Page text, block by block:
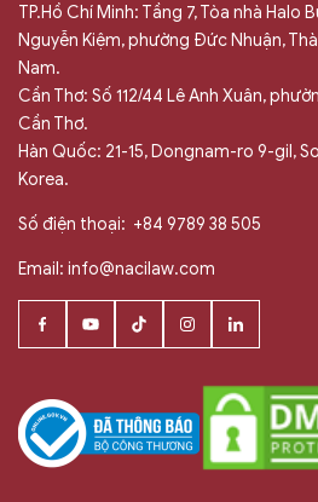
TP.Hồ Chí Minh: Tầng 7, Tòa nhà Halo
Nguyễn Kiệm, phường Đức Nhuận,
Nam.
Cần Thơ: Số 112/44 Lê Anh Xuân,
Cần Thơ.
Hàn Quốc: 21-15, Dongnam-ro 9-gil,
Korea.
Số điện thoại: +84 9789 38 505
Email: info@nacilaw.com